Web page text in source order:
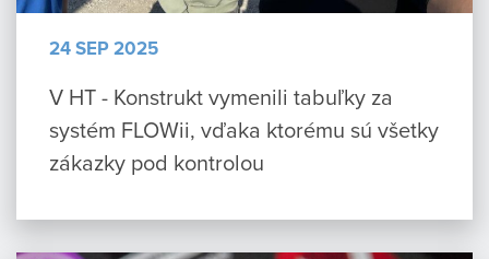
24 SEP 2025
V HT - Konstrukt vymenili tabuľky za
systém FLOWii, vďaka ktorému sú všetky
zákazky pod kontrolou